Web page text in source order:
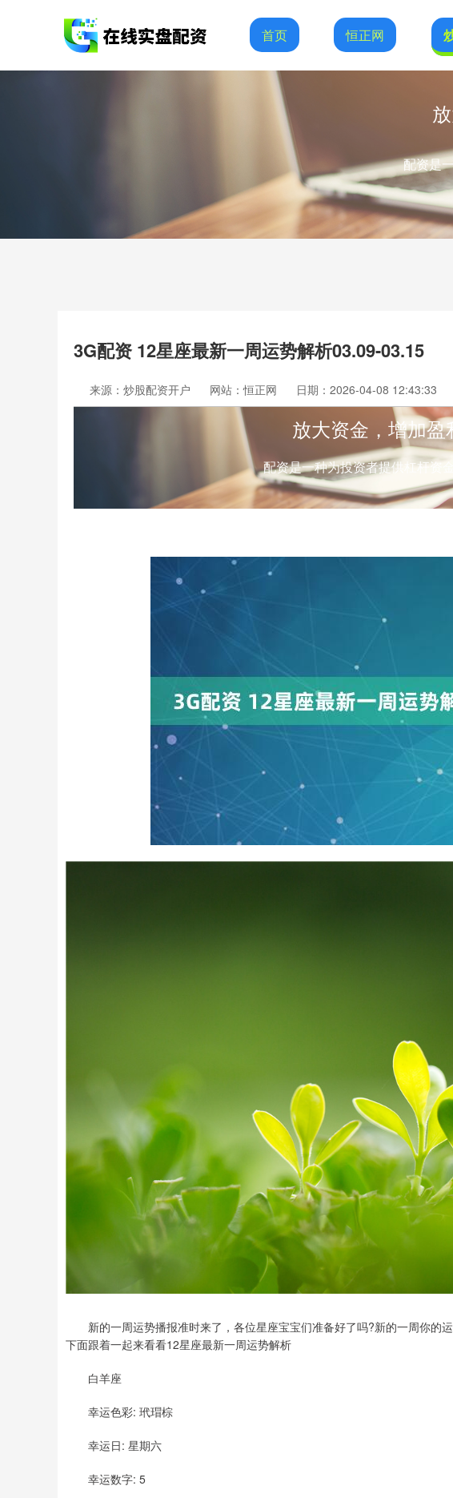
首页 恒正网
配资是
3G配资 12星座最新一周运势解析03.09-03.15
来源：炒股配资开户 网站：恒正网 日期：2026-04-08 12:43:33
放大资金，增加盈
配资是一种为投资者提供杠杆资
新的一周运势播报准时来了，各位星座宝宝们准备好了吗?新的一周你的
下面跟着一起来看看12星座最新一周运势解析
白羊座
幸运色彩: 玳瑁棕
幸运日: 星期六
幸运数字: 5